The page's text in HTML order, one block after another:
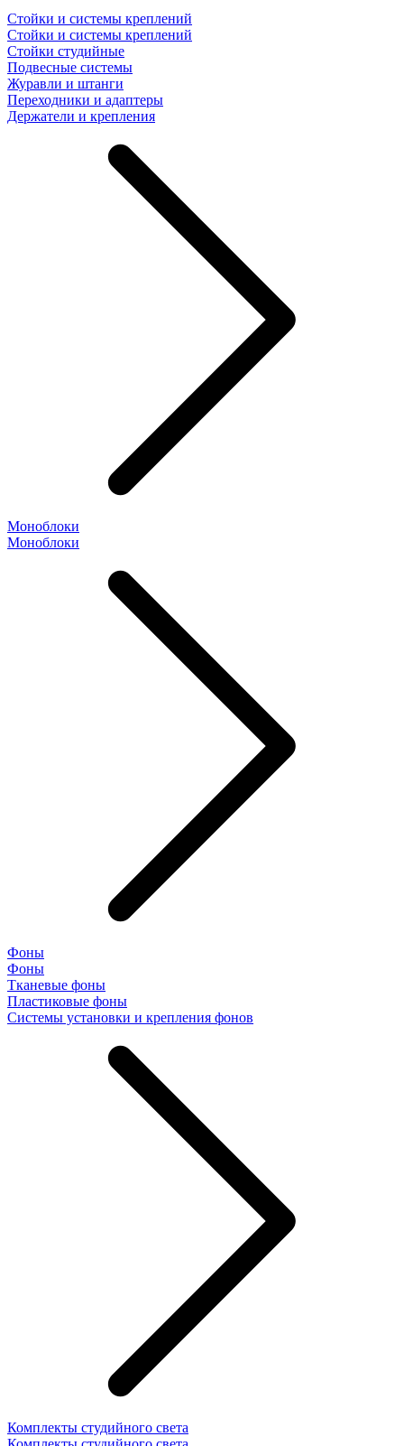
Стойки и системы креплений
Стойки и системы креплений
Стойки студийные
Подвесные системы
Журавли и штанги
Переходники и адаптеры
Держатели и крепления
Моноблоки
Моноблоки
Фоны
Фоны
Тканевые фоны
Пластиковые фоны
Системы установки и крепления фонов
Комплекты студийного света